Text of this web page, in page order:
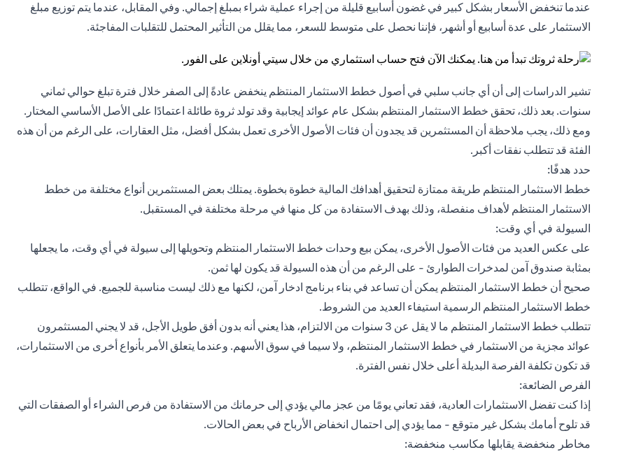
عندما تنخفض الأسعار بشكل كبير في غضون أسابيع قليلة من إجراء عملية شراء بمبلغ إجمالي. وفي المقابل، عندما يتم توزيع مبلغ
الاستثمار على عدة أسابيع أو أشهر، فإننا نحصل على متوسط ​​للسعر، مما يقلل من التأثير المحتمل للتقلبات المفاجئة.
تشير الدراسات إلى أن أي جانب سلبي في أصول خطط الاستثمار المنتظم ينخفض ​​عادةً إلى الصفر خلال فترة تبلغ حوالي ثماني
سنوات. بعد ذلك، تحقق خطط الاستثمار المنتظم بشكل عام عوائد إيجابية وقد تولد ثروة طائلة اعتمادًا على الأصل الأساسي المختار.
ومع ذلك، يجب ملاحظة أن المستثمرين قد يجدون أن فئات الأصول الأخرى تعمل بشكل أفضل، مثل العقارات، على الرغم من أن هذه
الفئة قد تتطلب نفقات أكبر.
حدد هدفًا:
خطط الاستثمار المنتظم طريقة ممتازة لتحقيق أهدافك المالية خطوة بخطوة. يمتلك بعض المستثمرين أنواع مختلفة من خطط
الاستثمار المنتظم لأهداف منفصلة، وذلك بهدف الاستفادة من كل منها في مرحلة مختلفة في المستقبل.
السيولة في أي وقت:
على عكس العديد من فئات الأصول الأخرى، يمكن بيع وحدات خطط الاستثمار المنتظم وتحويلها إلى سيولة في أي وقت، ما يجعلها
بمثابة صندوق آمن لمدخرات الطوارئ - على الرغم من أن هذه السيولة قد يكون لها ثمن.
صحيح أن خطط الاستثمار المنتظم يمكن أن تساعد في بناء برنامج ادخار آمن، لكنها مع ذلك ليست مناسبة للجميع. في الواقع، تتطلب
خطط الاستثمار المنتظم الرسمية استيفاء العديد من الشروط.
تتطلب خطط الاستثمار المنتظم ما لا يقل عن 3 سنوات من الالتزام، هذا يعني أنه بدون أفق طويل الأجل، قد لا يجني المستثمرون
عوائد مجزية من الاستثمار في خطط الاستثمار المنتظم، ولا سيما في سوق الأسهم. وعندما يتعلق الأمر بأنواع أخرى من الاستثمارات،
قد تكون تكلفة الفرصة البديلة أعلى خلال نفس الفترة.
الفرص الضائعة:
إذا كنت تفضل الاستثمارات العادية، فقد تعاني يومًا من عجز مالي يؤدي إلى حرمانك من الاستفادة من فرص الشراء أو الصفقات التي
قد تلوح أمامك بشكل غير متوقع - مما يؤدي إلى احتمال انخفاض الأرباح في بعض الحالات.
مخاطر منخفضة يقابلها مكاسب منخفضة: